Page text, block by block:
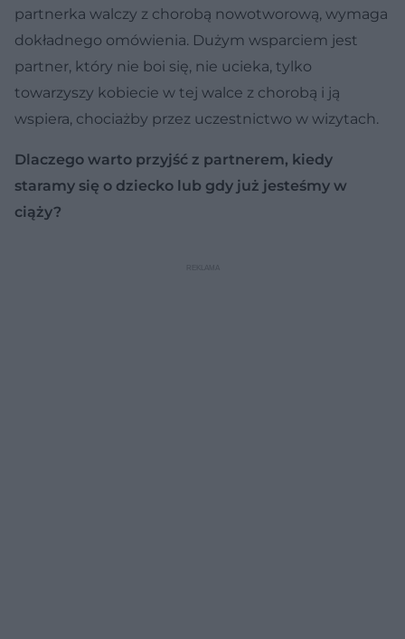
partnerka walczy z chorobą nowotworową, wymaga
dokładnego omówienia. Dużym wsparciem jest
partner, który nie boi się, nie ucieka, tylko
towarzyszy kobiecie w tej walce z chorobą i ją
wspiera, chociażby przez uczestnictwo w wizytach.
Dlaczego warto przyjść z partnerem, kiedy
staramy się o dziecko lub gdy już jesteśmy w
ciąży?